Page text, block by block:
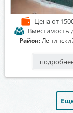
Ценаот
Вместимость
Район: